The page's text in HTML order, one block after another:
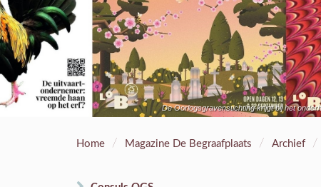
De Oorlogsgravenstichting krijgt bij het
Home / Magazine De Begraafplaats / Archief /